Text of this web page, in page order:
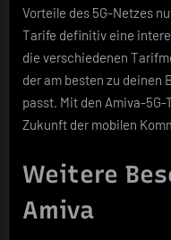
Vorteile des 5G-Netzes
Tarife definitiv eine
die verschiedenen
der am besten zu deinen
passt. Mit den Amiva-
Zukunft der mobilen
Weitere
Amiva